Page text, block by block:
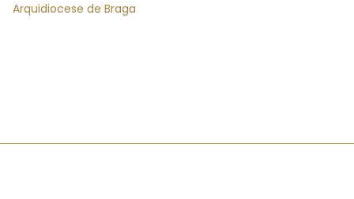
Arquidiocese de Braga